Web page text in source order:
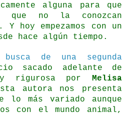
alguna para que
que no la conozcan
hoy empezamos con un
hace algún tiempo.
busca de una segunda
sacado adelante de
y rigurosa por
Melisa
autora nos presenta
lo más variado aunque
con el mundo animal,